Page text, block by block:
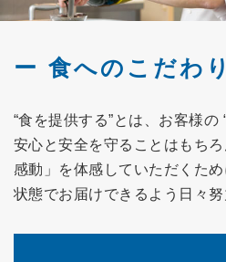
食へのこだわり
“食を提供する”とは、お客様の
安心と安全を守ることはもち
感動」を体感していただくた
状態でお届けできるよう日々努